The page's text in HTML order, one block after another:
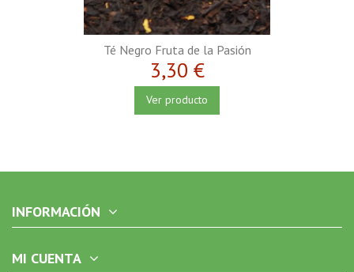
Té Negro Fruta de la Pasión
3,30 €
Ver producto
INFORMACIÓN
MI CUENTA